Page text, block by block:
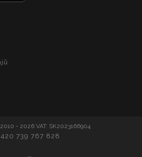
- 2026 VAT: SK2023166904
739 767 828